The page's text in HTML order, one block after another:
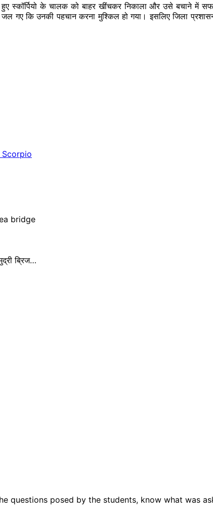
स्कॉर्पियो के चालक को बाहर खींचकर निकाला और उसे बचाने में
गए कि उनकी पहचान करना मुश्किल हो गया। इसलिए जिला
ब्रिज…